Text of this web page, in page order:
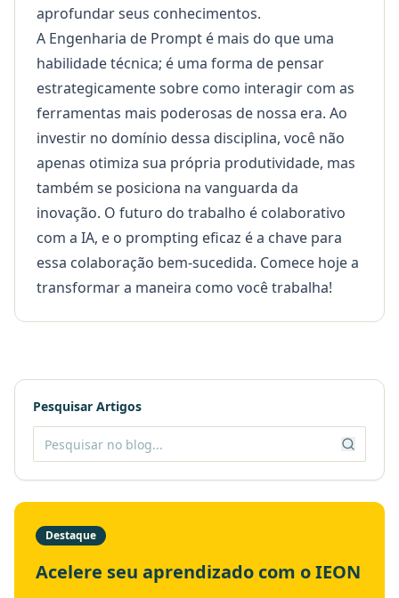
aprofundar seus conhecimentos.
A Engenharia de Prompt é mais do que uma
habilidade técnica; é uma forma de pensar
estrategicamente sobre como interagir com as
ferramentas mais poderosas de nossa era. Ao
investir no domínio dessa disciplina, você não
apenas otimiza sua própria produtividade, mas
também se posiciona na vanguarda da
inovação. O futuro do trabalho é colaborativo
com a IA, e o prompting eficaz é a chave para
essa colaboração bem-sucedida. Comece hoje a
transformar a maneira como você trabalha!
Pesquisar Artigos
Destaque
Acelere seu aprendizado com o IEON